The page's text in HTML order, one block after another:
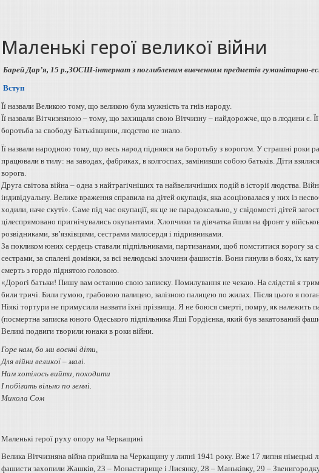
Маленькі герої великої війни
Барей Дар’я, 15 р.,ЗОСШ-інтернат з поглибленим вивченням предметів гуманітарно-
Вступ
Її назвали Великою тому, що великою була мужність та гнів народу.
Її назвали Вітчизняною – тому, що захищали свою Вітчизну – найдорожче, що в людини є.
боротьба за свободу Батьківщини, людство не знало.
Її назвали народною тому, що весь народ піднявся на боротьбу з ворогом. У страшні роки
працювали в тилу: на заводах, фабриках, в колгоспах, замінивши собою батьків. Діти
ворога.
Друга світова війна – одна з найтрагічніших та найвеличніших подій в історії людства.
індивідуальну. Велике враження справила на дітей окупація, яка асоціювалася у них із
ходили, наче скуті». Саме під час окупації, як це не парадоксально, у свідомості дітей
цілеспрямовано пригнічувались окупантами. Хлопчики та дівчатка йшли на фронт у
розвідниками, зв’язківцями, сестрами милосердя і підривниками.
За покликом юних сердець ставали підпільниками, партизанами, щоб помститися ворогу за
сестрами, за спалені домівки, за всі нелюдські злочини фашистів. Вони гинули в боях, їх
смерть з гордо піднятою головою.
«Дорогі батьки! Пишу вам останню свою записку. Помилування не чекаю. На слідстві я
били тричі. Били гумою, грабовою палицею, залізною палицею по жилах. Після цього я
Ніякі тортури не примусили назвати їхні прізвища. Я не боюся смерті, помру, як належить
(посмертна записка юного Одеського підпільника Яші Гордієнка, який був закатований
Великі подвиги творили юнаки в роки війни.
Горе нам, бо ми воєнні діти,
Для війни великої – малі.
Нам хотілось вийти, походити
І побігать вільно по землі.
Микола Сом
Маленькі герої руху опору на Черкащині
Велика Вітчизняна війна прийшла на Черкащину у липні 1941 року. Вже 17 липня німецькі
фашисти захопили Жашків, 23 – Монастирище і Лисянку, 28 – Маньківку, 29 –